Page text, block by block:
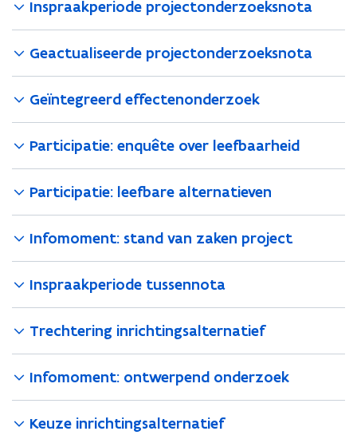
Inspraakperiode projectonderzoeksnota
Geactualiseerde projectonderzoeksnota
Geïntegreerd effectenonderzoek
Participatie: enquête over leefbaarheid
Participatie: leefbare alternatieven
Infomoment: stand van zaken project
Inspraakperiode tussennota
Trechtering inrichtingsalternatief
Infomoment: ontwerpend onderzoek
Keuze inrichtingsalternatief